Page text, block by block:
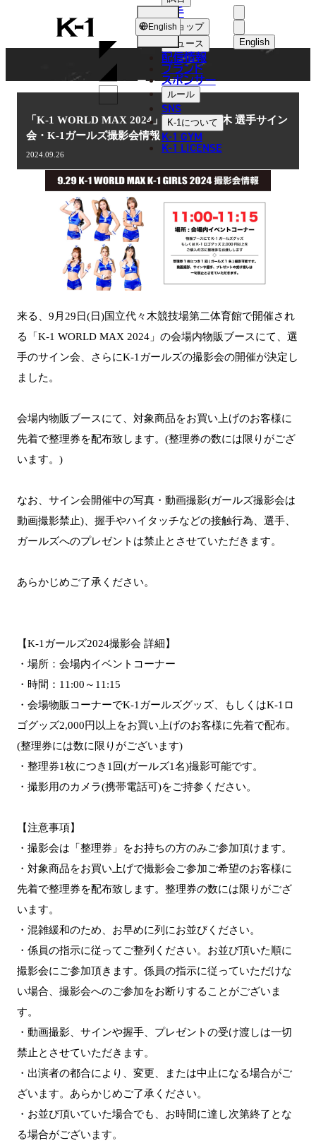
K-
1
English
한국어
中文（繁體
選手
ショップ
ニュース
配信情報
ブランド
スポンサー
ルール
SNS
K-1について
K-1 GYM
K-1 LICENSE
English
NEWS
ニュース
「K-1 WORLD MAX 2024」9.29(日)代々木 選手サイン
会・K-1ガールズ撮影会情報
2024.09.26
来る、9月29日(日)国立代々木競技場第二体育館で開催され
る「K-1 WORLD MAX 2024」の会場内物販ブースにて、選
手のサイン会、さらにK-1ガールズの撮影会の開催が決定し
ました。
会場内物販ブースにて、対象商品をお買い上げのお客様に
先着で整理券を配布致します。(整理券の数には限りがござ
います。)
なお、サイン会開催中の写真・動画撮影(ガールズ撮影会は
動画撮影禁止)、握手やハイタッチなどの接触行為、選手、
ガールズへのプレゼントは禁止とさせていただきます。
あらかじめご了承ください。
【K-1ガールズ2024撮影会 詳細】
・場所：会場内イベントコーナー
・時間：11:00～11:15
・会場物販コーナーでK-1ガールズグッズ、もしくはK-1ロ
ゴグッズ2,000円以上をお買い上げのお客様に先着で配布。
(整理券には数に限りがございます)
・整理券1枚につき1回(ガールズ1名)撮影可能です。
・撮影用のカメラ(携帯電話可)をご持参ください。
【注意事項】
・撮影会は「整理券」をお持ちの方のみご参加頂けます。
・対象商品をお買い上げで撮影会ご参加ご希望のお客様に
先着で整理券を配布致します。整理券の数には限りがござ
います。
・混雑緩和のため、お早めに列にお並びください。
・係員の指示に従ってご整列ください。お並び頂いた順に
撮影会にご参加頂きます。係員の指示に従っていただけな
い場合、撮影会へのご参加をお断りすることがございま
す。
・動画撮影、サインや握手、プレゼントの受け渡しは一切
禁止とさせていただきます。
・出演者の都合により、変更、または中止になる場合がご
ざいます。あらかじめご了承ください。
・お並び頂いていた場合でも、お時間に達し次第終了とな
る場合がございます。